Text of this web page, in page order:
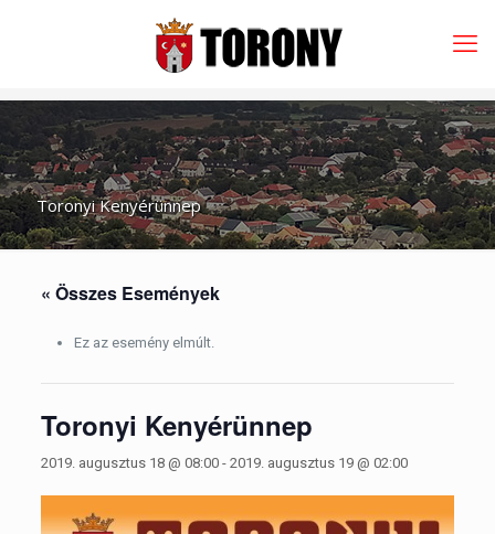
Toronyi Kenyérünnep
« Összes Események
Ez az esemény elmúlt.
Toronyi Kenyérünnep
2019. augusztus 18 @ 08:00- 2019. augusztus 19 @ 02:00